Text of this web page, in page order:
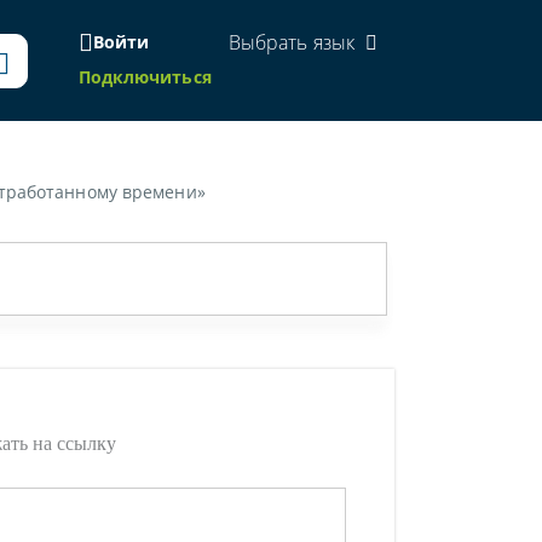
Войти
Подключиться
Выбрать язык
времени»
на ссылку